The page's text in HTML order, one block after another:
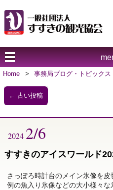
Home > 事務局ブログ・トピックス
← 古い投稿
2024 2/6
すすきのアイスワールド
さっぽろ時計台のメイン氷像を
例の魚入り氷像などの大小様々